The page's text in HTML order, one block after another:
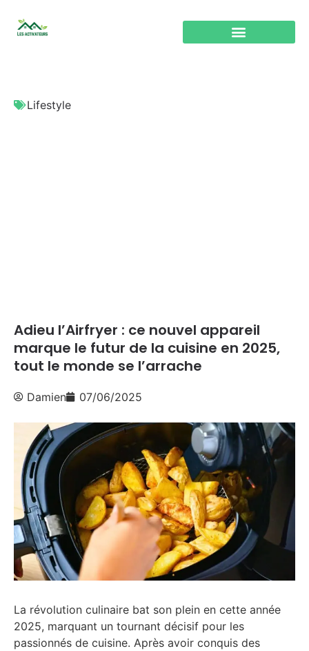
Lifestyle
Adieu l’Airfryer : ce nouvel appareil
marque le futur de la cuisine en 2025,
tout le monde se l’arrache
Damien 07/06/2025
La révolution culinaire bat son plein en cette année
2025, marquant un tournant décisif pour les
passionnés de cuisine. Après avoir conquis des